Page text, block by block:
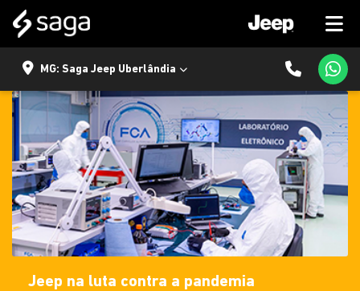
MG: Saga Jeep Uberlândia
Jeep na luta contra a pandemia